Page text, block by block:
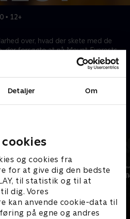
Detaljer Om
og cookies fra
for at give dig den bedste
til statistik og til at
dig. Vores
kan anvende cookie-data til
på egne og andres
• 12+
over, hvad der skete med de
der forsøgte at nå Mount Everests
tilkøb